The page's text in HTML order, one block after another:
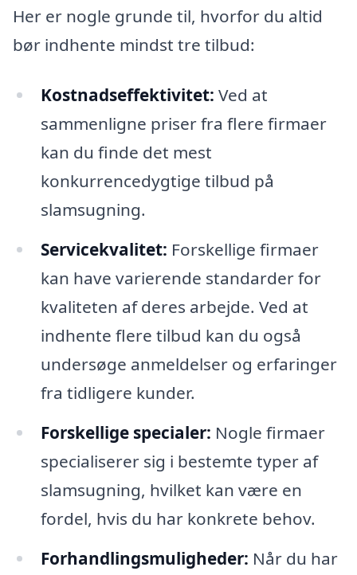
Her er nogle grunde til, hvorfor du altid
bør indhente mindst tre tilbud:
Kostnadseffektivitet: Ved at
sammenligne priser fra flere firmaer
kan du finde det mest
konkurrencedygtige tilbud på
slamsugning.
Servicekvalitet: Forskellige firmaer
kan have varierende standarder for
kvaliteten af deres arbejde. Ved at
indhente flere tilbud kan du også
undersøge anmeldelser og erfaringer
fra tidligere kunder.
Forskellige specialer: Nogle firmaer
specialiserer sig i bestemte typer af
slamsugning, hvilket kan være en
fordel, hvis du har konkrete behov.
Forhandlingsmuligheder: Når du har